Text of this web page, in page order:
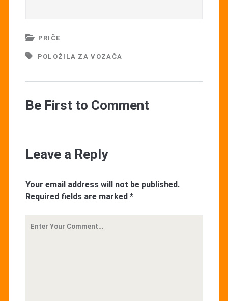
PRIČE
POLOŽILA ZA VOZAČA
Be First to Comment
Leave a Reply
Your email address will not be published.
Required fields are marked *